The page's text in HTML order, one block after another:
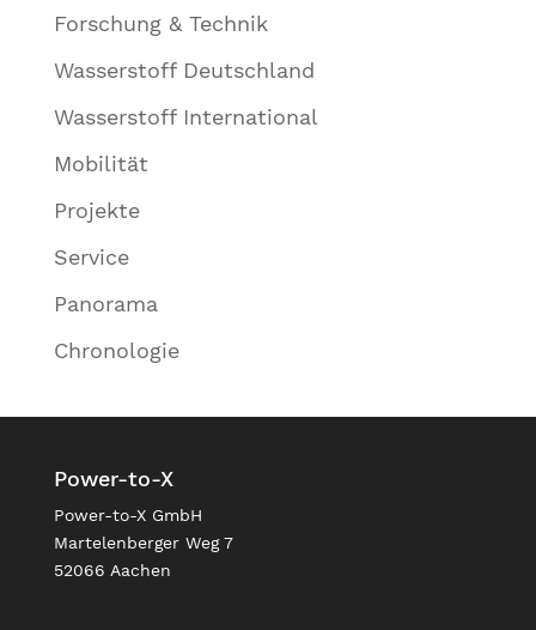
Forschung & Technik
Wasserstoff Deutschland
Wasserstoff International
Mobilität
Projekte
Service
Panorama
Chronologie
Power-to-X
Power-to-X GmbH
Martelenberger Weg 7
52066 Aachen